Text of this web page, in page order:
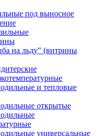
под выносное
на льду" (витрины
и тепловые
открытые
универсальные